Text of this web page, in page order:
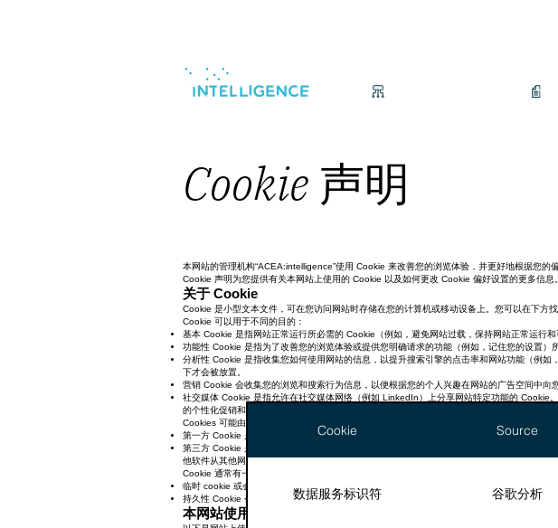
Cookie 声明
本网站的管理机构“ACEA:intelligence”使用 Cookie 来改善您的浏览体验，并更好地根据您
Cookie 声明为您提供有关本网站上使用的 Cookie 以及如何更改 Cookie 偏好设置的更多信息。
关于 Cookie
Cookie 是小型文本文件，可在您访问网站时存储在您的计算机或移动设备上。您可以在下方
Cookie 可以用于不同的目的：
基本 Cookie 是指网站正常运行所必需的 Cookie（例如，避免网站过载，保持网站正常运行
功能性 Cookie 是指为了改善您的浏览体验或提供您明确请求的功能（例如，记住您的设置）
分析性 Cookie 是指收集您如何使用网站的信息，以提升搜索引擎的点击率和网站功能（例
下才会被放置。
营销 Cookie 会收集您的浏览和搜索行为信息，以便根据您的个人兴趣在网站的广告空间中向
社交媒体 Cookie 是指允许在社交媒体网络（例如 LinkedIn）上分享网站特定功能的
的个性化促销和广告。这些 Cookie 仅在您同意的情况下才会被放置。这些社交媒体网络也
Cookies 可能由网站运营商自己或第三方放置：
第一方 Cookie 是由网站运营商直接放置的 Cookie，并且只能由网站读取。
第三方 Cookie 是由第三方放置在网站上并/或用于向第三方发送有关您访问的某些信息的
他软件从其他网站获取这些元素时，这些网站放置的 Cookie 被视为第三方 Cookie。
Cookie 通常有一个有效期：
临时 cookie 或会话 cookie 是在浏览会话期间临时存储在您的计算机或移动设备上并在您关闭
持久性 Cookie 会在您关闭浏览器后保留在您的计算机或移动设备上，并在您再次访问网站时
本网站使用的 cookies 列表
Cookie Source
数据服务标识符 谷歌分析